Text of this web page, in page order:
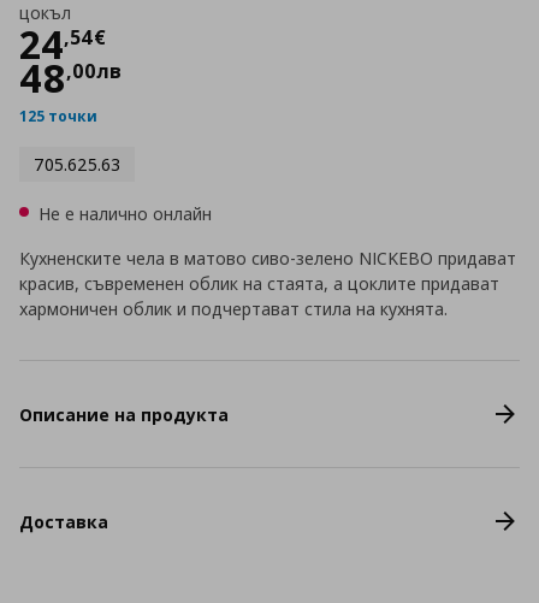
цокъл
24,54€
Цена
48,00лв
125 точки
705.625.63
Не е налично онлайн
Кухненските чела в матово сиво-зелено NICKEBO придават
красив, съвременен облик на стаята, а цоклите придават
хармоничен облик и подчертават стила на кухнята.
Описание на продукта
Доставка